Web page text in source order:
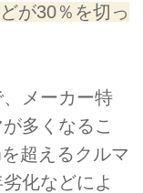
が30％を切っ
メーカー特
多くなるこ
超えるクルマ
化などによ